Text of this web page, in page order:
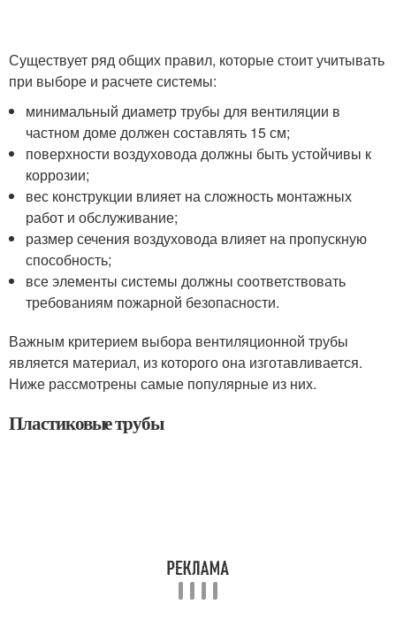
Существует ряд общих правил, которые стоит учитывать
при выборе и расчете системы:
минимальный диаметр трубы для вентиляции в
частном доме должен составлять 15 см;
поверхности воздуховода должны быть устойчивы к
коррозии;
вес конструкции влияет на сложность монтажных
работ и обслуживание;
размер сечения воздуховода влияет на пропускную
способность;
все элементы системы должны соответствовать
требованиям пожарной безопасности.
Важным критерием выбора вентиляционной трубы
является материал, из которого она изготавливается.
Ниже рассмотрены самые популярные из них.
Пластиковые трубы